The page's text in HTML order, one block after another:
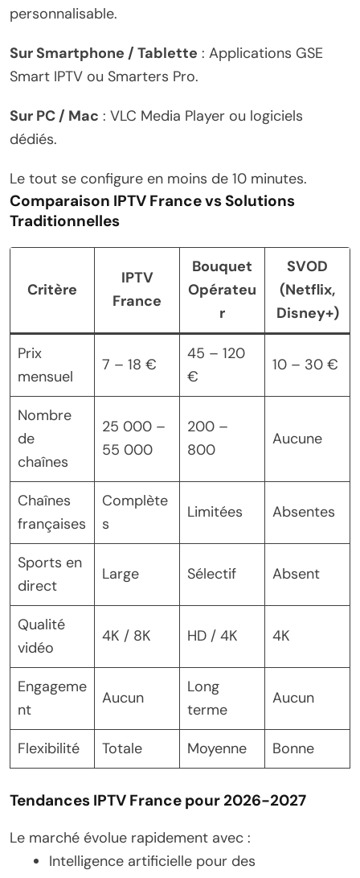
personnalisable.
Sur Smartphone / Tablette : Applications GSE
Smart IPTV ou Smarters Pro.
Sur PC / Mac : VLC Media Player ou logiciels
dédiés.
Le tout se configure en moins de 10 minutes.
Comparaison IPTV France vs Solutions
Traditionnelles
Critère
IPTV
France
Bouquet
Opérateu
r
SVOD
(Netflix,
Disney+)
Prix
mensuel
7 – 18 €
45 – 120
€
10 – 30 €
Nombre
de
chaînes
25 000 –
55 000
200 –
800
Aucune
Chaînes
françaises
Complète
s
Limitées Absentes
Sports en
direct
Large Sélectif Absent
Qualité
vidéo
4K / 8K HD / 4K 4K
Engageme
nt
Aucun
Long
terme
Aucun
Flexibilité Totale Moyenne Bonne
Tendances IPTV France pour 2026-2027
Le marché évolue rapidement avec :
Intelligence artificielle pour des